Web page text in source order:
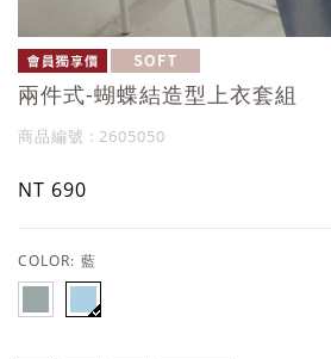
兩件式-蝴蝶結造型上衣套組
商品編號 : 2605050
NT 690
COLOR: 藍